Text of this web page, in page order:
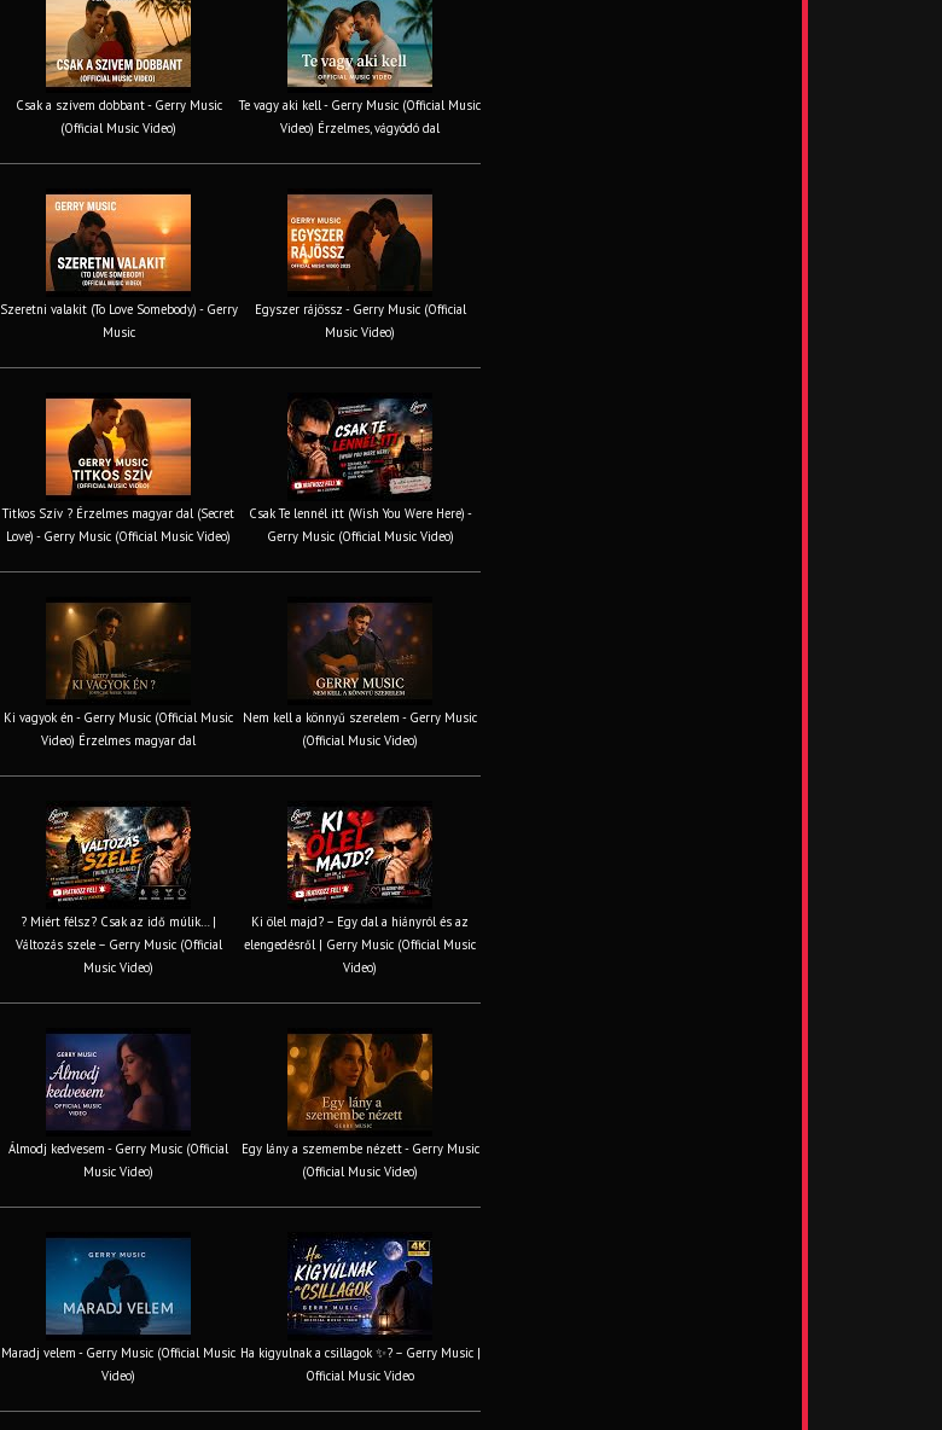
Csak a szívem dobbant - Gerry Music
(Official Music Video)
Te vagy aki kell - Gerry Music (Official Music
Video) Érzelmes, vágyódó dal
Szeretni valakit (To Love Somebody) - Gerry
Music
Egyszer rájössz - Gerry Music (Official
Music Video)
Titkos Szív ? Érzelmes magyar dal (Secret
Love) - Gerry Music (Official Music Video)
Csak Te lennél itt (Wish You Were Here) -
Gerry Music (Official Music Video)
Ki vagyok én - Gerry Music (Official Music
Video) Érzelmes magyar dal
Nem kell a könnyű szerelem - Gerry Music
(Official Music Video)
? Miért félsz? Csak az idő múlik… |
Változás szele – Gerry Music (Official
Music Video)
Ki ölel majd? – Egy dal a hiányról és az
elengedésről | Gerry Music (Official Music
Video)
Álmodj kedvesem - Gerry Music (Official
Music Video)
Egy lány a szemembe nézett - Gerry Music
(Official Music Video)
Maradj velem - Gerry Music (Official Music
Video)
Ha kigyulnak a csillagok ✨? – Gerry Music |
Official Music Video